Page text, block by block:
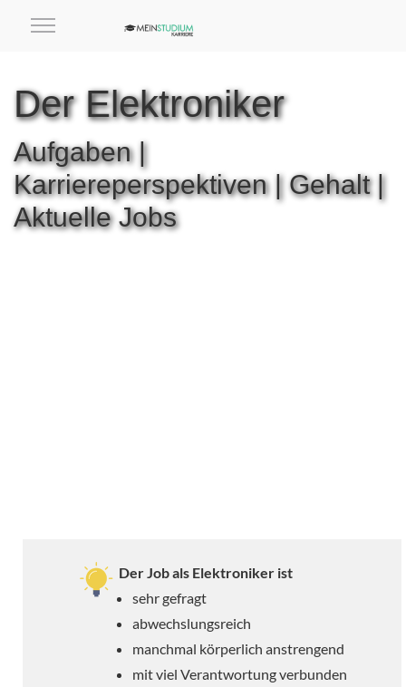
Der Elektroniker
Aufgaben |
Karriereperspektiven | Gehalt |
Aktuelle Jobs
Der Job als Elektroniker ist
sehr gefragt
abwechslungsreich
manchmal körperlich anstrengend
mit viel Verantwortung verbunden